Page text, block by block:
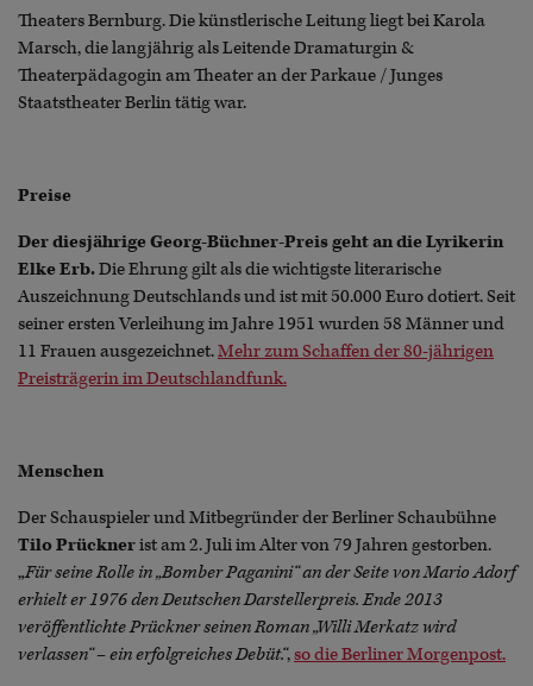
Theaters Bernburg. Die künstlerische Leitung liegt bei Karola
Marsch, die langjährig als Leitende Dramaturgin &
Theaterpädagogin am Theater an der Parkaue / Junges
Staatstheater Berlin tätig war.
Preise
Der diesjährige Georg-Büchner-Preis geht an die Lyrikerin
Elke Erb.Die Ehrung gilt als die wichtigste literarische
Auszeichnung Deutschlands und ist mit 50.000 Euro dotiert. Seit
seiner ersten Verleihung im Jahre 1951 wurden 58 Männer und
11 Frauen ausgezeichnet.Mehr zum Schaffen der 80-jährigen
Preisträgerin im Deutschlandfunk.
Menschen
Der Schauspieler und Mitbegründer der Berliner Schaubühne
Tilo Prücknerist am 2. Juli im Alter von 79 Jahren gestorben.
„Für seine Rolle in „Bomber Paganini“ an der Seite von Mario Adorf
erhielt er 1976 den Deutschen Darstellerpreis. Ende 2013
veröffentlichte Prückner seinen Roman „Willi Merkatz wird
verlassen“ – ein erfolgreiches Debüt.“,so die Berliner Morgenpost.